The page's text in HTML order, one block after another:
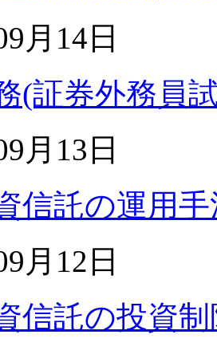
月14日
(証券外務員
月13日
信託の運用
月12日
信託の投資